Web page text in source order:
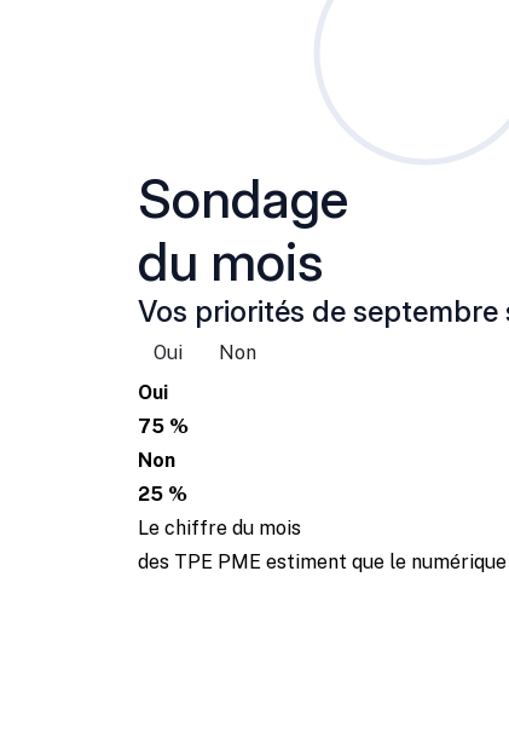
Sondage
du mois
Vos priorités de
Oui
Non
Oui
75 %
Non
25 %
Le chiffre du mois
des TPE PME estiment que le